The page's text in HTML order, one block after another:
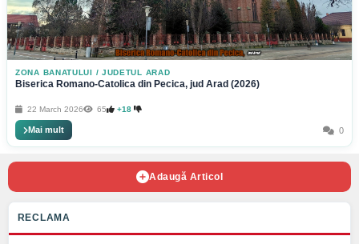
ZONA BANATULUI / JUDETUL ARAD
Biserica Romano-Catolica din Pecica, jud Arad (2026)
22 March 2026 65 +18
Mai mult 0
Adaugă Articol
RECLAMA